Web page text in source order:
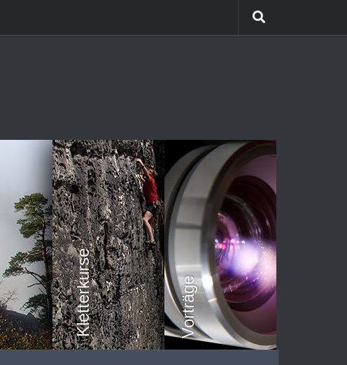
Himalaya Trekking Team Coaching Kletterkurse Vorträge